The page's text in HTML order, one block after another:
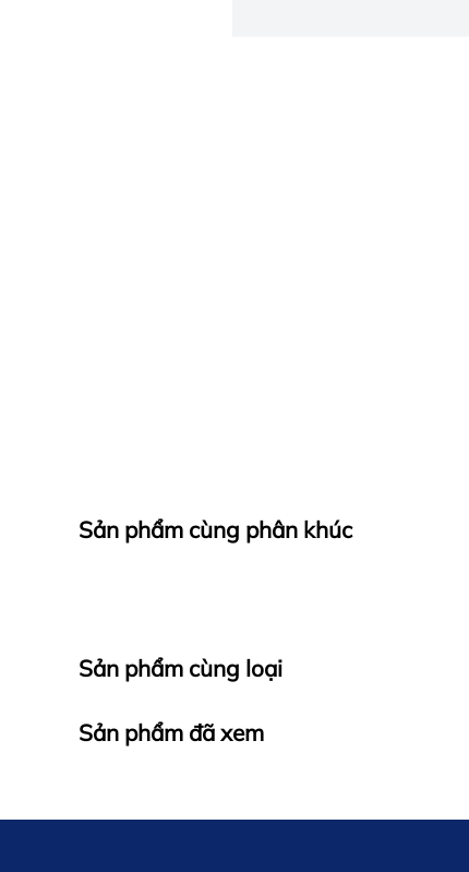
Sản phẩm cùng phân khúc
Sản phẩm cùng loại
Sản phẩm đã xem